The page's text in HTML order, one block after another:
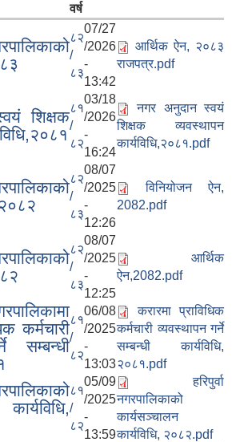
वर्ष
८२
/
८३
07/27
/2026
-
13:42
आर्थिक ऐन, २०८३
राजपत्र.pdf
शिक्षक८१
/
८२
03/18
/2026
-
16:24
नगर अनुदान स्वयं
शिक्षक व्यवस्थापन
कार्यविधि,२०८१.pdf
८२
/
८३
08/07
/2025
-
12:26
विनियोजन ऐन,
2082.pdf
८२
/
८३
08/07
/2025
-
12:25
आर्थिक
ऐन,2082.pdf
कर्मचारी
सम्बन्धी
८१
/
८२
06/08
/2025
-
13:03
करारमा प्राविधिक
कर्मचारी व्यवस्थापन गर्ने
सम्बन्धी कार्यविधि,
२०८१.pdf
८१
/
८२
05/09
/2025
-
13:59
हरिपुर्वा
नगरपालिकाको
कार्यसञ्‍चालन
कार्यविधि, २०८२.pdf